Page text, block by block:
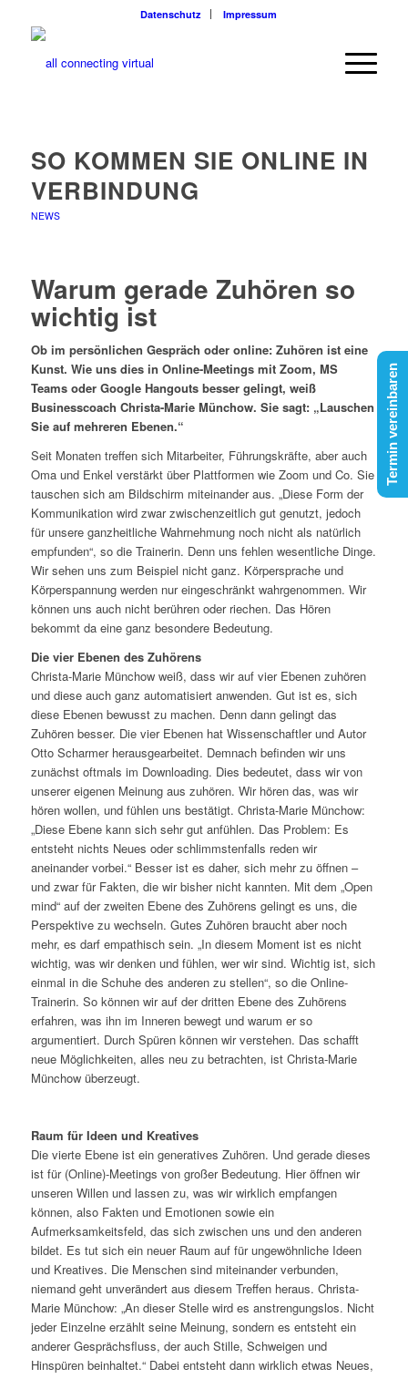
Datenschutz Impressum
SO KOMMEN SIE ONLINE IN
VERBINDUNG
NEWS
Warum gerade Zuhören so
wichtig ist
Ob im persönlichen Gespräch oder online: Zuhören ist eine
Kunst. Wie uns dies in Online-Meetings mit Zoom, MS
Teams oder Google Hangouts besser gelingt, weiß
Businesscoach Christa-Marie Münchow. Sie sagt: „Lauschen
Sie auf mehreren Ebenen.“
Seit Monaten treffen sich Mitarbeiter, Führungskräfte, aber auch
Oma und Enkel verstärkt über Plattformen wie Zoom und Co. Sie
tauschen sich am Bildschirm miteinander aus. „Diese Form der
Kommunikation wird zwar zwischenzeitlich gut genutzt, jedoch
für unsere ganzheitliche Wahrnehmung noch nicht als natürlich
empfunden“, so die Trainerin. Denn uns fehlen wesentliche Dinge.
Wir sehen uns zum Beispiel nicht ganz. Körpersprache und
Körperspannung werden nur eingeschränkt wahrgenommen. Wir
können uns auch nicht berühren oder riechen. Das Hören
bekommt da eine ganz besondere Bedeutung.
Die vier Ebenen des Zuhörens
Christa-Marie Münchow weiß, dass wir auf vier Ebenen zuhören
und diese auch ganz automatisiert anwenden. Gut ist es, sich
diese Ebenen bewusst zu machen. Denn dann gelingt das
Zuhören besser. Die vier Ebenen hat Wissenschaftler und Autor
Otto Scharmer herausgearbeitet. Demnach befinden wir uns
zunächst oftmals im Downloading. Dies bedeutet, dass wir von
unserer eigenen Meinung aus zuhören. Wir hören das, was wir
hören wollen, und fühlen uns bestätigt. Christa-Marie Münchow:
„Diese Ebene kann sich sehr gut anfühlen. Das Problem: Es
entsteht nichts Neues oder schlimmstenfalls reden wir
aneinander vorbei.“ Besser ist es daher, sich mehr zu öffnen –
und zwar für Fakten, die wir bisher nicht kannten. Mit dem „Open
mind“ auf der zweiten Ebene des Zuhörens gelingt es uns, die
Perspektive zu wechseln. Gutes Zuhören braucht aber noch
mehr, es darf empathisch sein. „In diesem Moment ist es nicht
wichtig, was wir denken und fühlen, wer wir sind. Wichtig ist, sich
einmal in die Schuhe des anderen zu stellen“, so die Online-
Trainerin. So können wir auf der dritten Ebene des Zuhörens
erfahren, was ihn im Inneren bewegt und warum er so
argumentiert. Durch Spüren können wir verstehen. Das schafft
neue Möglichkeiten, alles neu zu betrachten, ist Christa-Marie
Münchow überzeugt.
Raum für Ideen und Kreatives
Die vierte Ebene ist ein generatives Zuhören. Und gerade dieses
ist für (Online)-Meetings von großer Bedeutung. Hier öffnen wir
unseren Willen und lassen zu, was wir wirklich empfangen
können, also Fakten und Emotionen sowie ein
Aufmerksamkeitsfeld, das sich zwischen uns und den anderen
bildet. Es tut sich ein neuer Raum auf für ungewöhnliche Ideen
und Kreatives. Die Menschen sind miteinander verbunden,
niemand geht unverändert aus diesem Treffen heraus. Christa-
Marie Münchow: „An dieser Stelle wird es anstrengungslos. Nicht
jeder Einzelne erzählt seine Meinung, sondern es entsteht ein
anderer Gesprächsfluss, der auch Stille, Schweigen und
Hinspüren beinhaltet.“ Dabei entsteht dann wirklich etwas Neues,
Termin vereinbaren